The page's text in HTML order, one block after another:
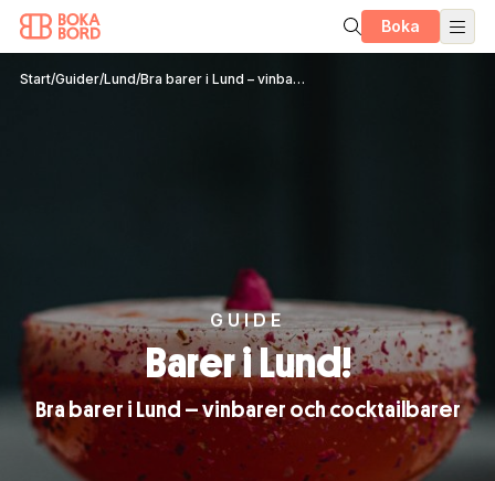
Boka
Start/Guider/Lund/ Bra barer i Lund – vinbarer och cocktailbarer
GUIDE
Barer i Lund!
Bra barer i Lund – vinbarer och cocktailbarer